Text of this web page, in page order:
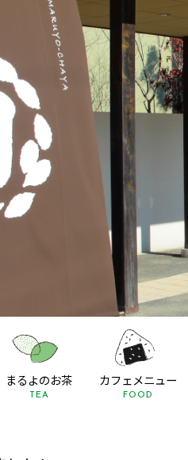
まるよのお茶
TEA
カフェメニュー
FOOD